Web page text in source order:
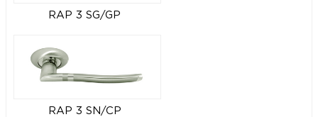
RAP 3 SG/GP
RAP 3 SN/CP